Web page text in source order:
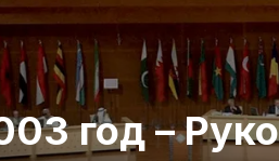
год –